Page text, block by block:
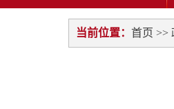
当前位置： 首页 >>